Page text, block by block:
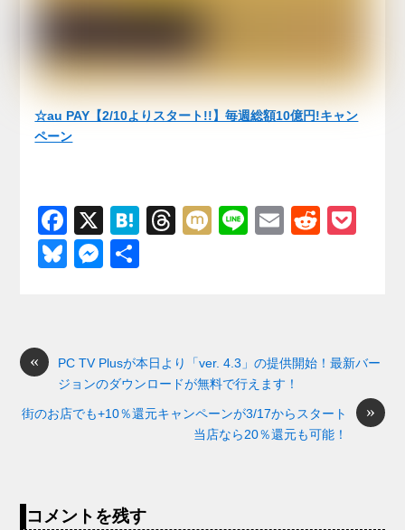
☆au PAY【2/10よりスタート!!】毎週総額10億円!キャン
ペーン
F
a
c
o
o
k
X
H
T
s
M
Li
E
R
Bl
y
M
n
g
er
«
PC TV Plusが本日より「ver. 4.3」の提供開始！最新バー
ジョンのダウンロードが無料で行えます！
»
街のお店でも+10％還元キャンペーンが3/17からスタート
当店なら20％還元も可能！
コメントを残す